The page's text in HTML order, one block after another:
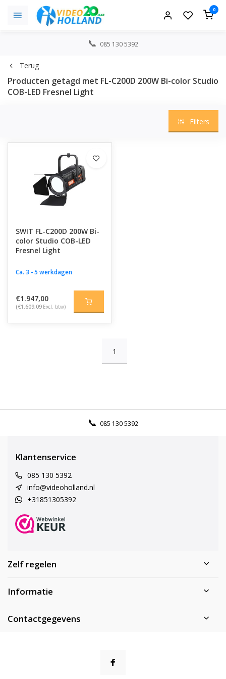
0
085 130 5392
Terug
Producten getagd met FL-C200D 200W Bi-color Studio
COB-LED Fresnel Light
Filters
SWIT FL-C200D 200W Bi-
color Studio COB-LED
Fresnel Light
Ca. 3 - 5 werkdagen
€1.947,00
(€1.609,09 Excl. btw)
1
085 130 5392
Klantenservice
085 130 5392
info@videoholland.nl
+31851305392
Zelf regelen
Informatie
Contactgegevens